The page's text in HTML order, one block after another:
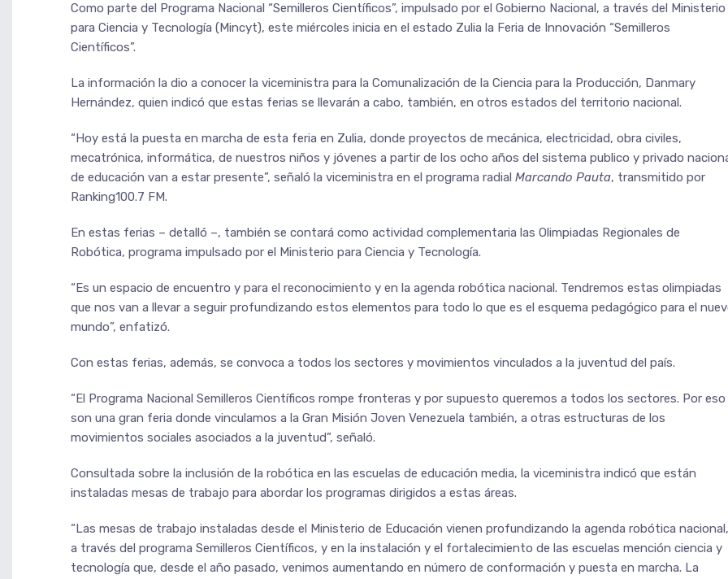
Como parte del Programa Nacional “Semilleros Científicos”, impulsado por el Gobierno Nacional, a través del Ministerio
para Ciencia y Tecnología (Mincyt), este miércoles inicia en el estado Zulia la Feria de Innovación “Semilleros
Científicos”.
La información la dio a conocer la viceministra para la Comunalización de la Ciencia para la Producción, Danmary
Hernández, quien indicó que estas ferias se llevarán a cabo, también, en otros estados del territorio nacional.
“Hoy está la puesta en marcha de esta feria en Zulia, donde proyectos de mecánica, electricidad, obra civiles,
mecatrónica, informática, de nuestros niños y jóvenes a partir de los ocho años del sistema publico y privado
de educación van a estar presente”, señaló la viceministra en el programa radial Marcando Pauta, transmitido por
Ranking100.7 FM.
En estas ferias – detalló –, también se contará como actividad complementaria las Olimpiadas Regionales de
Robótica, programa impulsado por el Ministerio para Ciencia y Tecnología.
“Es un espacio de encuentro y para el reconocimiento y en la agenda robótica nacional. Tendremos estas olimpiadas
que nos van a llevar a seguir profundizando estos elementos para todo lo que es el esquema pedagógico para el
mundo”, enfatizó.
Con estas ferias, además, se convoca a todos los sectores y movimientos vinculados a la juventud del país.
“El Programa Nacional Semilleros Científicos rompe fronteras y por supuesto queremos a todos los sectores. Por eso
son una gran feria donde vinculamos a la Gran Misión Joven Venezuela también, a otras estructuras de los
movimientos sociales asociados a la juventud”, señaló.
Consultada sobre la inclusión de la robótica en las escuelas de educación media, la viceministra indicó que están
instaladas mesas de trabajo para abordar los programas dirigidos a estas áreas.
“Las mesas de trabajo instaladas desde el Ministerio de Educación vienen profundizando la agenda robótica nacional,
a través del programa Semilleros Científicos, y en la instalación y el fortalecimiento de las escuelas mención ciencia y
tecnología que, desde el año pasado, venimos aumentando en número de conformación y puesta en marcha. La